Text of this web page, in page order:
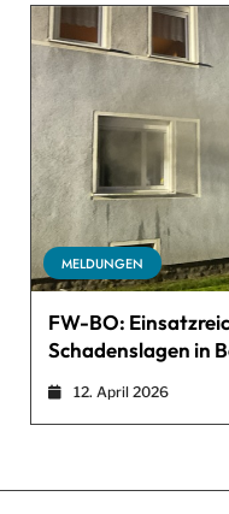
MELDUNGEN
FW-BO:
Schadenslagen in
12. April 2026